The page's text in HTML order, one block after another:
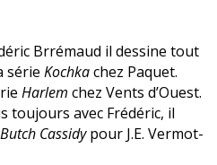
Brrémaud il dessine tout
série Kochkachez Paquet.
Harlem chez Vents d’Ouest.
toujours avec Frédéric, il
Butch Cassidypour J.E. Vermot-